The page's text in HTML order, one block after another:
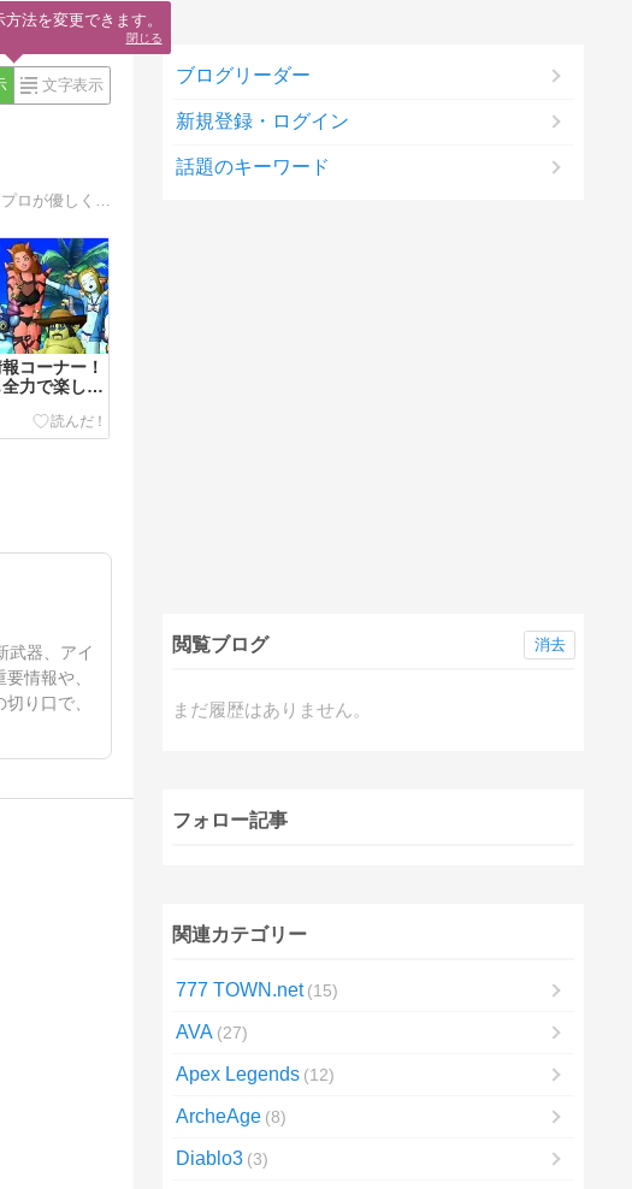
文字表示
コーナー！
力で楽しむ
武器、アイ
情報や、
り口で、
ブログリーダー
新規登録・ログイン
話題のキーワード
閲覧ブログ
まだ履歴はありません。
消去
フォロー記事
関連カテゴリー
777 TOWN.net 15
AVA 27
Apex Legends 12
ArcheAge 8
Diablo3 3
方法を変更できます。
閉じる